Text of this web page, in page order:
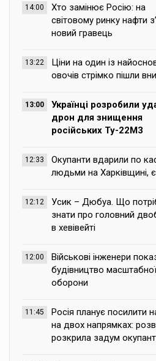
14:00
Хто замінює Росію: на
світовому ринку нафти
новий гравець
13:22
Ціни на один із
овочів стрімко пішли
13:00
Українці розробили
дрон для знищення
російських Ту-22М3
12:33
Окупанти вдарили по
людьми на Харківщині, є
12:12
Усик – Дюбуа. Що
знати про головний
в хевівейті
12:00
Військові інженери
будівництво масштабної
оборони
11:45
Росія планує посилити
на двох напрямках:
розкрила задум